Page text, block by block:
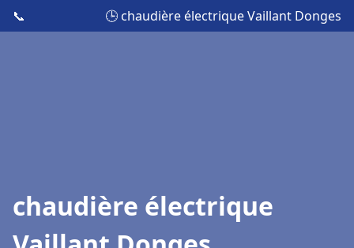
📞 🕒 chaudière électrique Vaillant Donges
chaudière électrique